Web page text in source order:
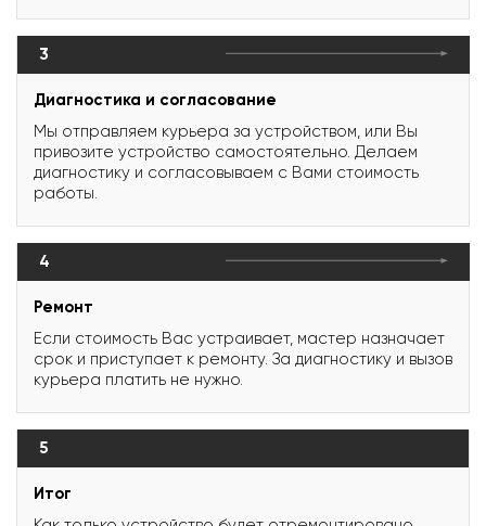
3
Диагностика и согласование
Мы отправляем курьера за устройством, или Вы
привозите устройство самостоятельно. Делаем
диагностику и согласовываем с Вами стоимость
работы.
4
Ремонт
Если стоимость Вас устраивает, мастер назначает
срок и приступает к ремонту. За диагностику и вызов
курьера платить не нужно.
5
Итог